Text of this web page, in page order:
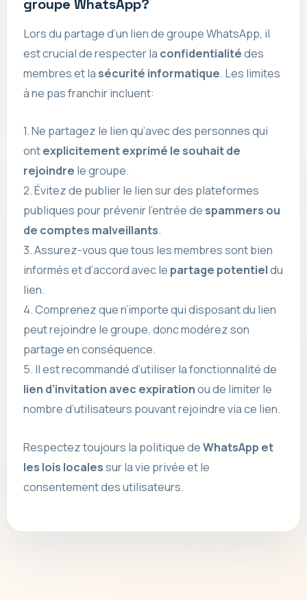
groupe WhatsApp?
Lors du partage d’un lien de groupe WhatsApp, il
est crucial de respecter la confidentialitédes
membres et la sécurité informatique. Les limites
à ne pas franchir incluent:
1. Ne partagez le lien qu’avec des personnes qui
ontexplicitement exprimé le souhait de
rejoindre le groupe.
2. Évitez de publier le lien sur des plateformes
publiques pour prévenir l’entrée de spammers ou
de comptes malveillants.
3. Assurez-vous que tous les membres sont bien
informés et d’accord avec le partage potentieldu
lien.
4. Comprenez que n’importe qui disposant du lien
peut rejoindre le groupe, donc modérez son
partage en conséquence.
5. Il est recommandé d’utiliser la fonctionnalité de
lien d’invitation avec expirationou de limiter le
nombre d’utilisateurs pouvant rejoindre via ce lien.
Respectez toujours la politique deWhatsApp et
les lois localessur la vie privée et le
consentement des utilisateurs.